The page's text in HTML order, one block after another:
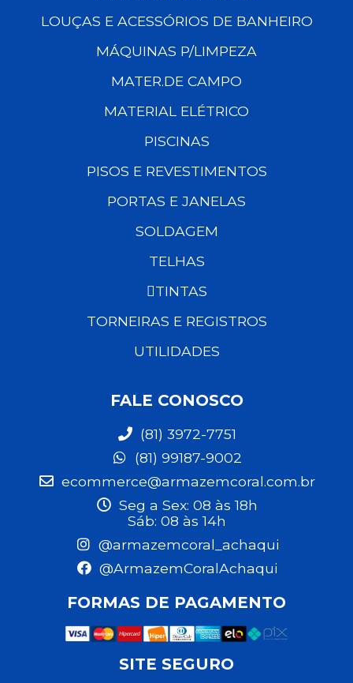
LOUÇAS E ACESSÓRIOS DE BANHEIRO
MÁQUINAS P/LIMPEZA
MATER.DE CAMPO
MATERIAL ELÉTRICO
PISCINAS
PISOS E REVESTIMENTOS
PORTAS E JANELAS
SOLDAGEM
TELHAS
TINTAS
TORNEIRAS E REGISTROS
UTILIDADES
FALE CONOSCO
(81) 3972-7751
(81) 99187-9002
ecommerce@armazemcoral.com.br
Seg a Sex: 08 às 18h
Sáb: 08 às 14h
@armazemcoral_achaqui
@ArmazemCoralAchaqui
FORMAS DE PAGAMENTO
SITE SEGURO